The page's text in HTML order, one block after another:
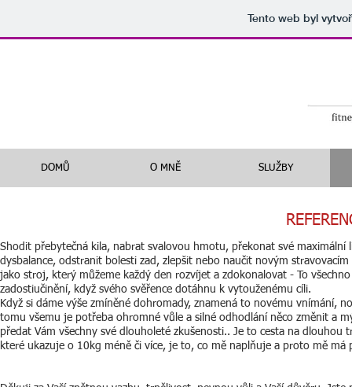
Tento web byl
DOMŮ O MNĚ SLUŽBY
Shodit přebytečná kila, nabrat svalovou hmotu, překonat své
dysbalance, odstranit bolesti zad, zlepšit nebo naučit novým
jako stroj, který můžeme každý den rozvíjet a zdokonalovat - To
zadostiučinění, když svého svěřence dotáhnu k vytouženému cíli.
Když si dáme výše zmíněné dohromady, znamená to novému vnímání,
tomu všemu je potřeba ohromné vůle a silné odhodlání něco změnit a
předat Vám všechny své dlouholeté zkušenosti.. Je to cesta na
které ukazuje o 10kg méně či více, je to, co mě naplňuje a proto mě má